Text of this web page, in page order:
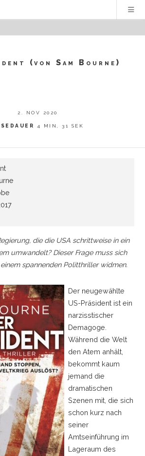
(von Sam Bourne)
2. NOV 2020
4 MIN, 31 SEK
die die USA schrittweise in ein
umwandelt? Dieser Frage muss sich
spannenden Politthriller widmen.
Der neugewählte
US-Präsident ist ein
narzisstischer
Demagoge.
Während die Welt
den Atem anhält,
bekommt kaum
jemand die
dramatischen
Szenen mit, die sich
schon kurz nach
seiner
Amtseinführung im
Lageraum des